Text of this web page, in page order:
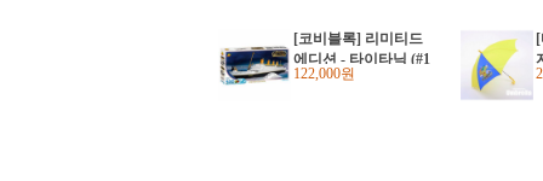
[코비블록] 리미티드
에디션 - 타이타닉 (#1
912)
122,000원